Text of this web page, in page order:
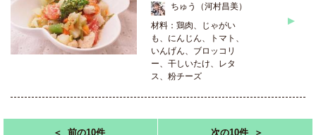
ちゅう（河村昌美）
材料：鶏肉、じゃがい
も、にんじん、トマト、
いんげん、ブロッコリ
ー、干しいたけ、レタ
ス、粉チーズ
＜ 前の10件 次の10件 ＞